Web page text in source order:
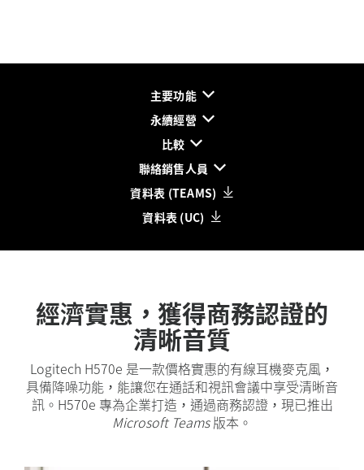
主要功能
永續經營
比較
聯絡銷售人員
資料表 (TEAMS)
資料表 (UC)
經濟實惠，獲得商務認證的
清晰音質
Logitech H570e 是一款價格實惠的有線耳機麥克風，
具備降噪功能，能讓您在通話和視訊會議中享受清晰音
訊。H570e 專為企業打造，通過商務認證，現已推出
Microsoft Teams版本。